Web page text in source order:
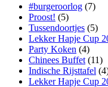
#burgeroorlog (7)
Proost! (5)
Tussendoortjes (5)
Lekker Hapje Cup
Party Koken (4)
Chinees Buffet (11)
Indische Rijsttafel
Lekker Hapje Cup